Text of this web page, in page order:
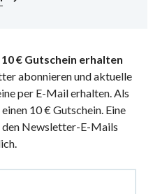
€ Gutschein erhalten
abonnieren und aktuelle
per E-Mail erhalten. Als
10 € Gutschein. Eine
Newsletter-E-Mails